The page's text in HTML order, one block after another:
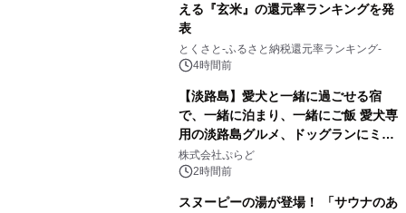
える『玄米』の還元率ランキングを発
表
とくさと-ふるさと納税還元率ランキング-
4時間前
【淡路島】愛犬と一緒に過ごせる宿
で、一緒に泊まり、一緒にご飯 愛犬専
用の淡路島グルメ、ドッグランにミニ
プール グランピングとトレーラーハウ
スの2施設で
株式会社ぷらど
2時間前
スヌーピーの湯が登場！ 「サウナのあ